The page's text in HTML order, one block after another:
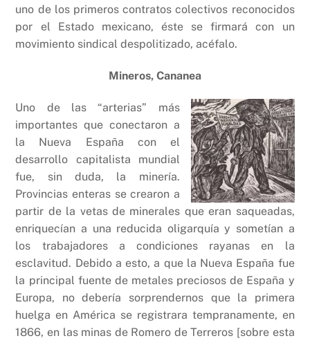
uno de los primeros contratos colectivos reconocidos
por el Estado mexicano, éste se firmará con un
movimiento sindical despolitizado, acéfalo.
Mineros, Cananea
Uno de las “arterias” más
importantes que conectaron a
la Nueva España con el
desarrollo capitalista mundial
fue, sin duda, la minería.
Provincias enteras se crearon a
partir de la vetas de minerales que eran saqueadas,
enriquecían a una reducida oligarquía y sometían a
los trabajadores a condiciones rayanas en la
esclavitud. Debido a esto, a que la Nueva España fue
la principal fuente de metales preciosos de España y
Europa, no debería sorprendernos que la primera
huelga en América se registrara tempranamente, en
1866, en las minas de Romero de Terreros [sobre esta